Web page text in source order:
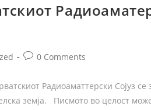
0 Comments
Радиоаматтерски Сојуз
земја. Писмото во целост